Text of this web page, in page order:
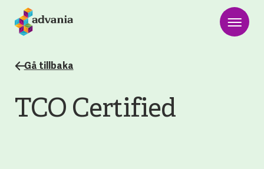
Gå tillbaka
TCO Certified